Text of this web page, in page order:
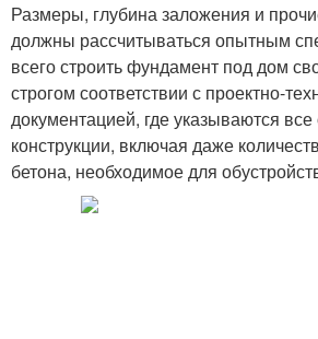
Размеры, глубина заложения и
должны рассчитываться опытным
всего строить фундамент под дом
строгом соответствии с проектно-
документацией, где указываются
конструкции, включая даже
бетона, необходимое для